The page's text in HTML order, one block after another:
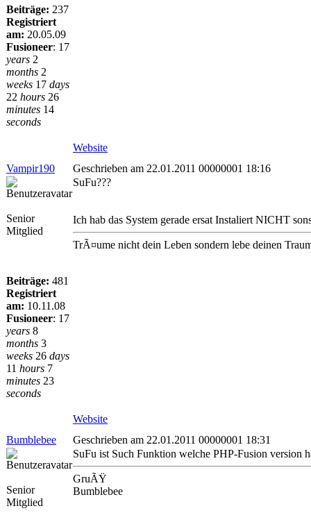
Beiträge: 237
Registriert
am: 20.05.09
Fusioneer: 17
years 2
months 2
weeks 17 days
22 hours 26
minutes 14
seconds
Website
Vampir190
Geschrieben am 22.01.2011 00000001 18:16
Senior
Mitglied
Beiträge: 481
Registriert
am: 10.11.08
Fusioneer: 17
years 8
months 3
weeks 26 days
11 hours 7
minutes 23
seconds
SuFu???
Ich hab das System gerade ersat Instaliert NICHT
TrÃ¤ume nicht dein Leben sondern lebe deinen
Website
Bumblebee
Geschrieben am 22.01.2011 00000001 18:31
Senior
Mitglied
SuFu ist Such Funktion welche PHP-Fusion version
GruÃŸ
Bumblebee